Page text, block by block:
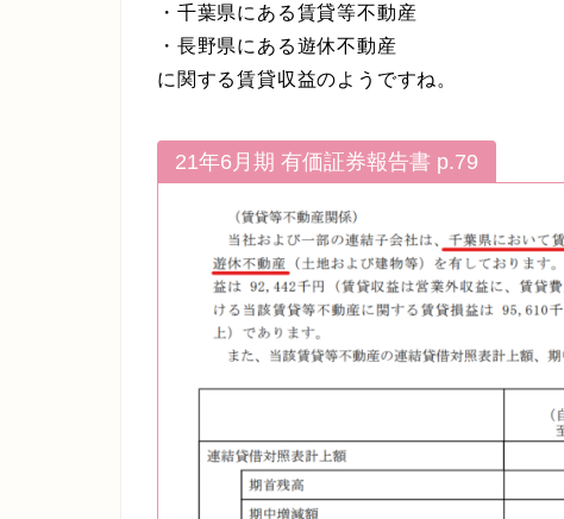
・千葉県にある賃貸等不動産
・長野県にある遊休不動産
に関する賃貸収益のようですね。
21年6月期 有価証券報告書 p.79